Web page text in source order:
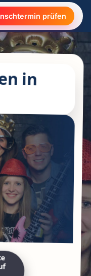
prüfen
in